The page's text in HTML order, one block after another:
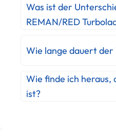
Was ist der
REMAN/RED
Wie lange dauert der
Wie finde ich heraus,
ist?